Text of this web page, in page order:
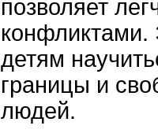
позволяет
конфликтами.
детям
границы и
людей.